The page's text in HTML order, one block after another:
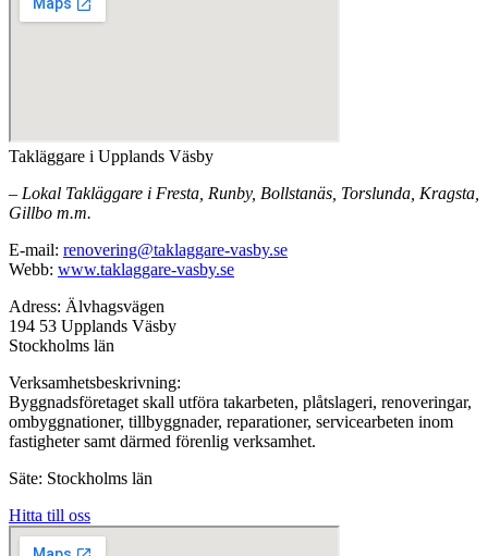
Takläggare i Upplands Väsby
– Lokal Takläggare i Fresta, Runby, Bollstanäs, Torslunda, Kragsta,
Gillbo m.m.
E-mail: renovering@taklaggare-vasby.se
Webb: www.taklaggare-vasby.se
Adress: Älvhagsvägen
194 53 Upplands Väsby
Stockholms län
Verksamhetsbeskrivning:
Byggnadsföretaget skall utföra takarbeten, plåtslageri, renoveringar,
ombyggnationer, tillbyggnader, reparationer, servicearbeten inom
fastigheter samt därmed förenlig verksamhet.
Säte: Stockholms län
Hitta till oss